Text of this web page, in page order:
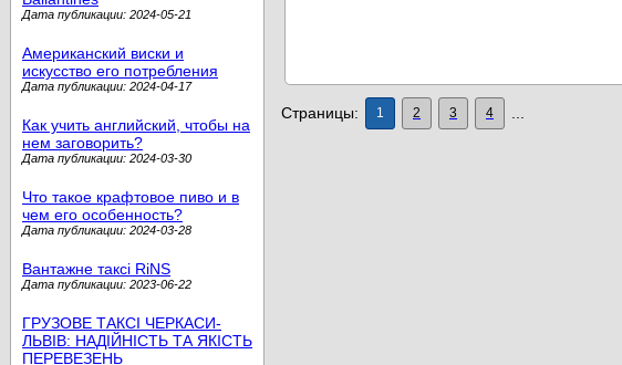
Дата публикации: 2024-05-21
Американский виски и
искусство его потребления
Дата публикации: 2024-04-17
Как учить английский, чтобы на
нем заговорить?
Дата публикации: 2024-03-30
Что такое крафтовое пиво и в
чем его особенность?
Дата публикации: 2024-03-28
Вантажне таксі RiNS
Дата публикации: 2023-06-22
ГРУЗОВЕ ТАКСІ ЧЕРКАСИ-
ЛЬВІВ: НАДІЙНІСТЬ ТА ЯКІСТЬ
ПЕРЕВЕЗЕНЬ
Страницы: 1 2 3 4